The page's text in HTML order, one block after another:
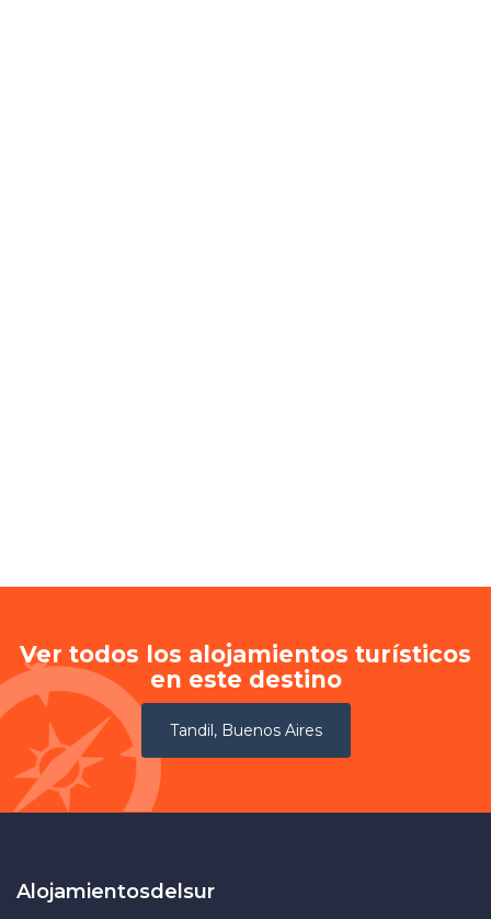
Ver todos los alojamientos turísticos
en este destino
Tandil, Buenos Aires
Alojamientosdelsur